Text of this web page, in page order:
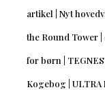
artikel | Nyt
the Round Tower |
for børn |
Kogebog | ULTRA